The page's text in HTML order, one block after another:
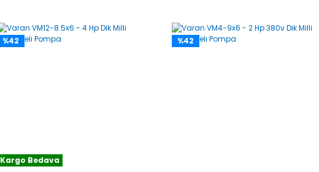
%42
Kargo Bedava
%42